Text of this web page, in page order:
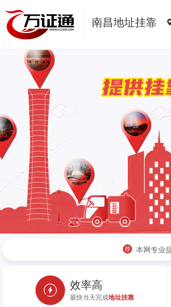
南昌地址挂靠
本网专业
效率高
最快当天完成地址挂靠